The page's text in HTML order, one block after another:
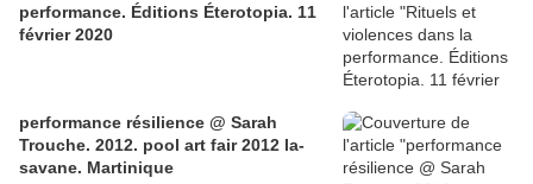
performance. Éditions Éterotopia. 11
février 2020
performance résilience @ Sarah
Trouche. 2012. pool art fair 2012 la-
savane. Martinique